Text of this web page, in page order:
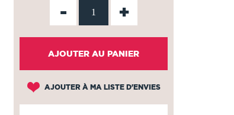
- +
AJOUTER AU PANIER
AJOUTER À MA LISTE D'ENVIES